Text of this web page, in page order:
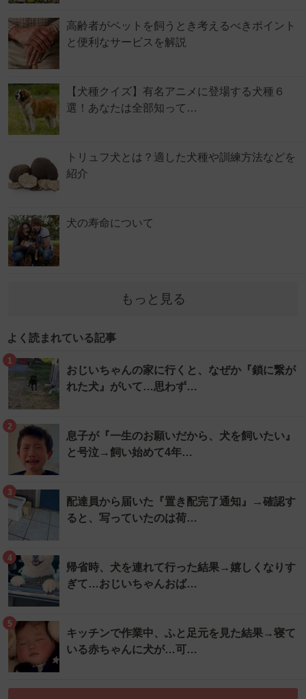
高齢者がペットを飼うとき考えるべきポイント
と便利なサービスを解説
【犬種クイズ】有名アニメに登場する犬種６
選！あなたは全部知って…
トリュフ犬とは？適した犬種や訓練方法などを
紹介
犬の寿命について
もっと見る
よく読まれている記事
1
おじいちゃんの家に行くと、なぜか『鎖に繋が
れた犬』がいて…思わず…
2
息子が『一生のお願いだから、犬を飼いたい』
と号泣→飼い始めて4年…
3
配達員から届いた『置き配完了通知』→確認す
ると、写っていたのは荷…
4
帰省時、犬を連れて行った結果→嬉しくなりす
ぎて…おじいちゃんおば…
5
キッチンで作業中、ふと足元を見た結果→寝て
いる赤ちゃんに犬が…可…